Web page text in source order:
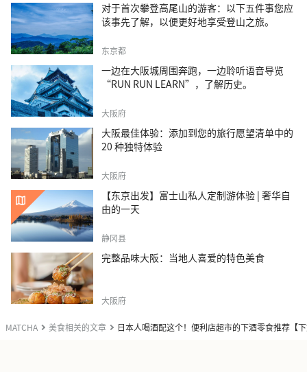
MATCHA 美食相关的文章 日本人喝酒配这个！便利店超市的下酒零食推荐【
对于首次攀登高尾山的游客：以下五件事您应
该事先了解，以便更好地享受登山之旅。
东京都
一边在大阪城周围奔跑，一边聆听语音导览
“RUN RUN LEARN”，了解历史。
大阪府
大阪最佳体验：添加到您的旅行愿望清单中的
20 种独特体验
大阪府
【东京出发】富士山私人定制游体验 | 奢华自
由的一天
静冈县
完整品味大阪：当地人喜爱的特色美食
大阪府